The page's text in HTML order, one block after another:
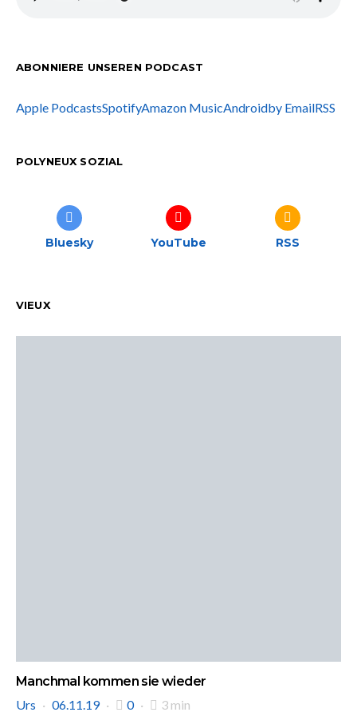
ABONNIERE UNSEREN PODCAST
Apple PodcastsSpotifyAmazon MusicAndroidby EmailRSS
POLYNEUX SOZIAL
Bluesky YouTube RSS
VIEUX
Manchmal kommen sie wieder
Urs
06.11.19 0 3 min